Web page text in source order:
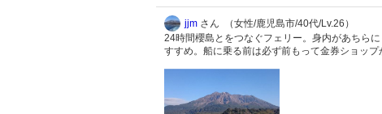
jjm さん （女性/鹿児島市/40代/Lv.26）
24時間櫻島とをつなぐフェリー。身内があちら
すすめ。船に乗る前は必ず前もって金券ショッ